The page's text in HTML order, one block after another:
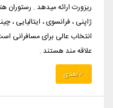
ریزورت ارائه میدهد . رستوران
ژاپنی ، فرانسوی ، ایتالیایی ،
انتخاب عالی برای مسافرانی
علاقه مند هستند .
بعدی